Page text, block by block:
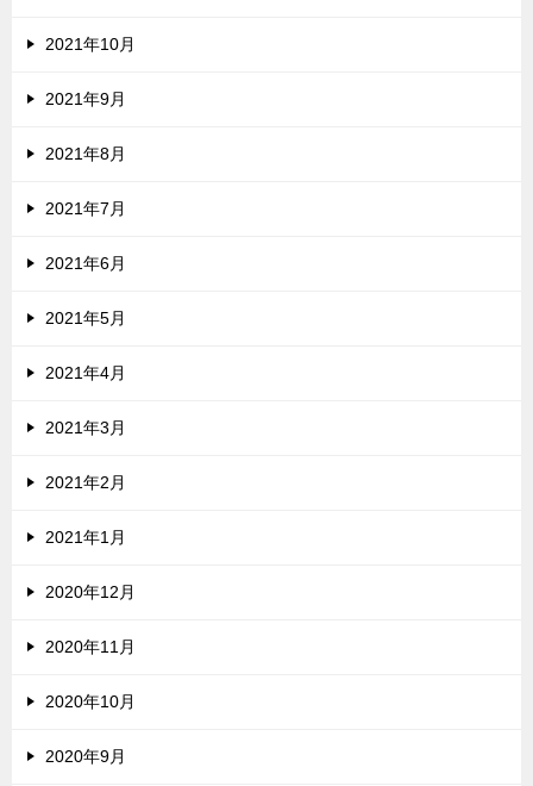
2021年10月
2021年9月
2021年8月
2021年7月
2021年6月
2021年5月
2021年4月
2021年3月
2021年2月
2021年1月
2020年12月
2020年11月
2020年10月
2020年9月